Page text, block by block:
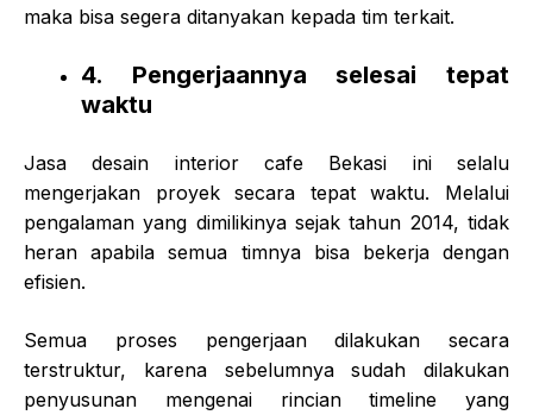
maka bisa segera ditanyakan kepada tim terkait.
4. Pengerjaannya selesai tepat
waktu
Jasa desain interior cafe Bekasi ini selalu
mengerjakan proyek secara tepat waktu. Melalui
pengalaman yang dimilikinya sejak tahun 2014, tidak
heran apabila semua timnya bisa bekerja dengan
efisien.
Semua proses pengerjaan dilakukan secara
terstruktur, karena sebelumnya sudah dilakukan
penyusunan mengenai rincian timeline yang